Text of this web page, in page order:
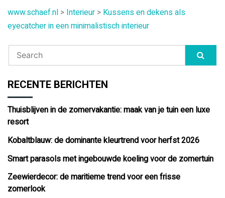
www.schaef.nl > Interieur > Kussens en dekens als
eyecatcher in een minimalistisch interieur
RECENTE BERICHTEN
Thuisblijven in de zomervakantie: maak van je tuin een luxe
resort
Kobaltblauw: de dominante kleurtrend voor herfst 2026
Smart parasols met ingebouwde koeling voor de zomertuin
Zeewierdecor: de maritieme trend voor een frisse
zomerlook